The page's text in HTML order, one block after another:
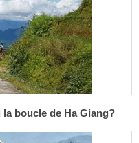
boucle de Ha Giang?